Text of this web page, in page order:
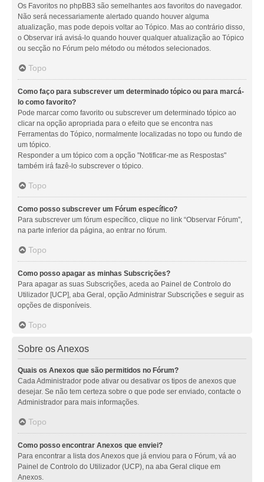
Os Favoritos no phpBB3 são semelhantes aos favoritos do navegador.
Não será necessariamente alertado quando houver alguma
atualização, mas pode depois voltar ao Tópico. Mas ao contrário disso,
o Observar irá avisá-lo quando houver qualquer atualização ao Tópico
ou secção no Fórum pelo método ou métodos selecionados.
Topo
Como faço para subscrever um determinado tópico ou para marcá-
lo como favorito?
Pode marcar como favorito ou subscrever um determinado tópico ao
clicar na opção apropriada para o efeito que se encontra nas
Ferramentas do Tópico, normalmente localizadas no topo ou fundo de
um tópico.
Responder a um tópico com a opção "Notificar-me as Respostas"
também irá fazê-lo subscrever o tópico.
Topo
Como posso subscrever um Fórum específico?
Para subscrever um fórum específico, clique no link “Observar Fórum”,
na parte inferior da página, ao entrar no fórum.
Topo
Como posso apagar as minhas Subscrições?
Para apagar as suas Subscrições, aceda ao Painel de Controlo do
Utilizador [UCP], aba Geral, opção Administrar Subscrições e seguir as
opções de disponíveis.
Topo
Sobre os Anexos
Quais os Anexos que são permitidos no Fórum?
Cada Administrador pode ativar ou desativar os tipos de anexos que
desejar. Se não tem certeza sobre o que pode ser enviado, contacte o
Administrador para mais informações.
Topo
Como posso encontrar Anexos que enviei?
Para encontrar a lista dos Anexos que já enviou para o Fórum, vá ao
Painel de Controlo do Utilizador (UCP), na aba Geral clique em
Anexos.